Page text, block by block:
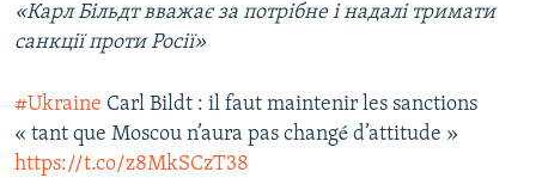
«Карл Більдт вважає за потрібне і надалі тримати
санкції проти Росії»
#Ukraine Carl Bildt : il faut maintenir les sanctions
« tant que Moscou n’aura pas changé d’attitude »
https://t.co/z8MkSCzT38